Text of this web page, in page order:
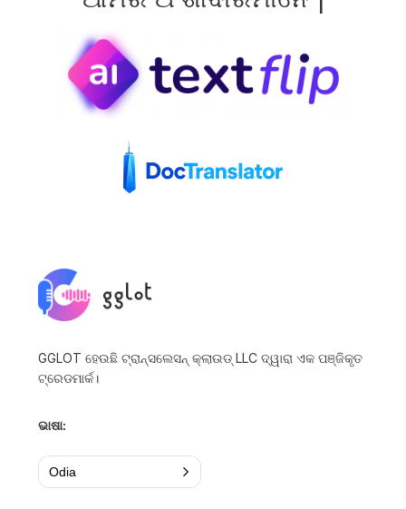
GGLOT ହେଉଛି ଟ୍ରାନ୍ସଲେସନ୍ କ୍ଲାଉଡ୍ LLC ଦ୍ୱାରା ଏକ ପଞ୍ଜିକୃତ
ଟ୍ରେଡମାର୍କ।
ଭାଷା:
Odia